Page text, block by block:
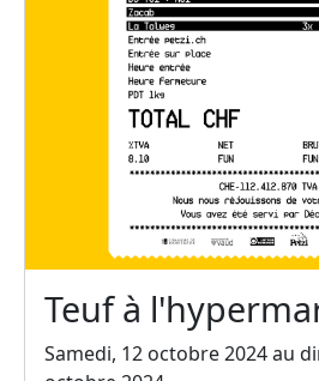
Teuf à
Samedi, 12 octobre 2024 au